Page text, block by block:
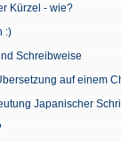
Kürzel - wie?
:)
Schreibweise
auf einem
Japanischer